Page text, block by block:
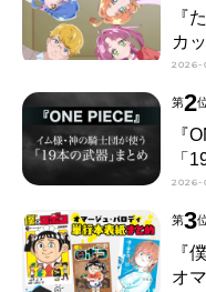
『
カ
2026-
第2
『
「
2026-
第3
『
オ